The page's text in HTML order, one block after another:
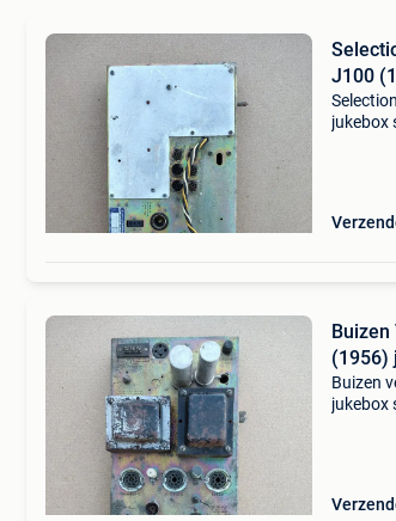
J100
jukebox
(1956)
Buizen
jukebox